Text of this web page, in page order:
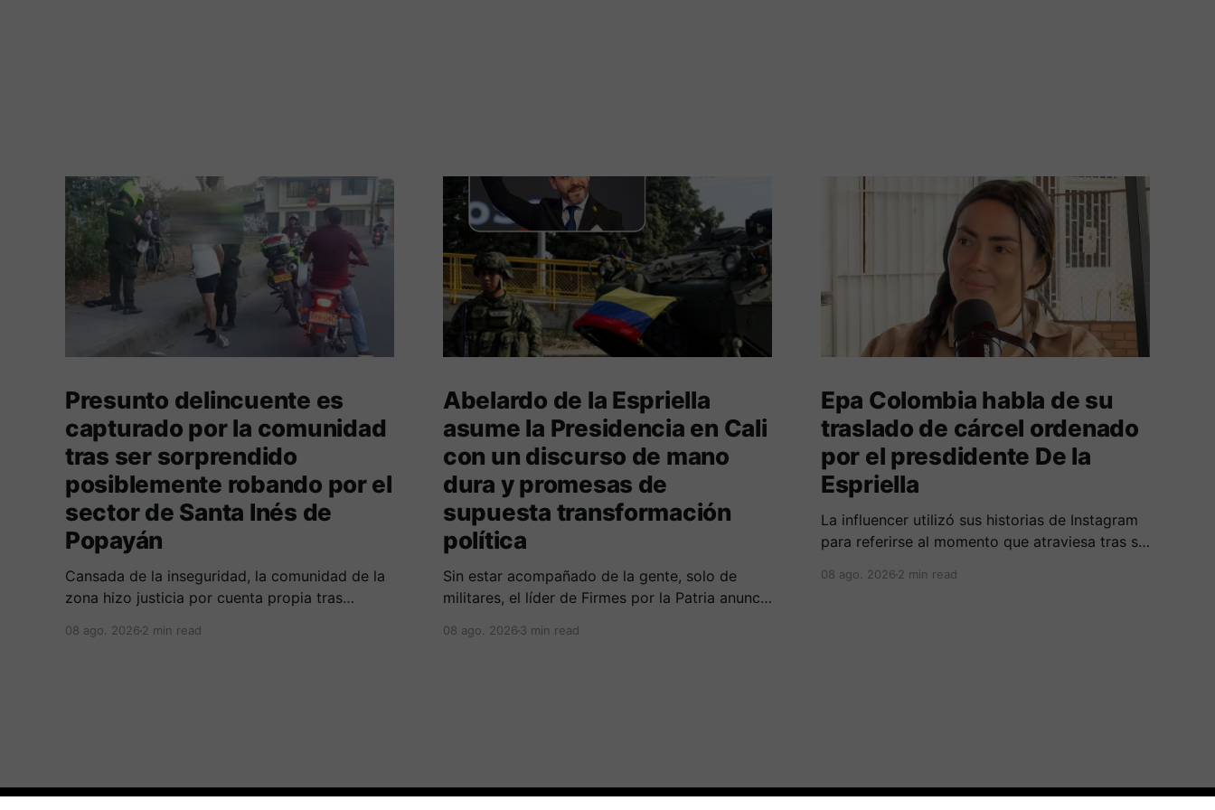
Presunto delincuente es
capturado por la comunidad
tras ser sorprendido
posiblemente robando por el
sector de Santa Inés de
Popayán
Cansada de la inseguridad, la comunidad de la
zona hizo justicia por cuenta propia tras
sector de la comuna cuatro. La gente pedía que
08 ago. 2026 2 min read
Abelardo de la Espriella
asume la Presidencia en Cali
con un discurso de mano
dura y promesas de
supuesta transformación
política
Sin estar acompañado de la gente, solo de
militares, el líder de Firmes por la Patria anuncia
ilegales y posiblemente lucha contra la
08 ago. 20263 min read
Epa Colombia habla de su
traslado de cárcel ordenado
por el presdidente De la
Espriella
La influencer utilizó sus historias de Instagram
para referirse al momento que atraviesa tras su
08 ago. 20262 min read